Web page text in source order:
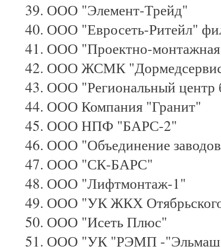
ООО "Элемент-Трейд"
ООО "Евросеть-Ритейл"
ООО "Проектно-
ООО ЖСМК
ООО "Региональный центр
ООО Компания "Гранит"
ООО НПФ "БАРС-2"
ООО "Объединение
ООО "СК-БАРС"
ООО "Лифтмонтаж-1"
ООО "УК ЖКХ
ООО "Исеть Плюс"
ООО "УК "РЭМП -